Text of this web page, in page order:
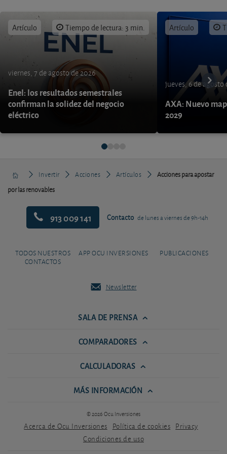
Artículo Tiempo de lectura: 3 min.
viernes, 7 de agosto de 2026
Enel: los resultados semestrales
confirman la solidez del negocio
eléctrico
Artículo
jueves, 6 de agosto
AXA: Nuevo
2029
Invertir Acciones Artículos
Acciones para apostar
por las renovables
913 009 141 Contacto de lunes a viernes de 9h-14h
TODOS NUESTROS
CONTACTOS
APP OCU INVERSIONES PUBLICACIONES
Newsletter
SALA DE PRENSA
COMPARADORES
CALCULADORAS
MÁS INFORMACIÓN
© 2026 Ocu Inversiones
Acerca de Ocu Inversiones Política de cookies Privacy
Condiciones de uso